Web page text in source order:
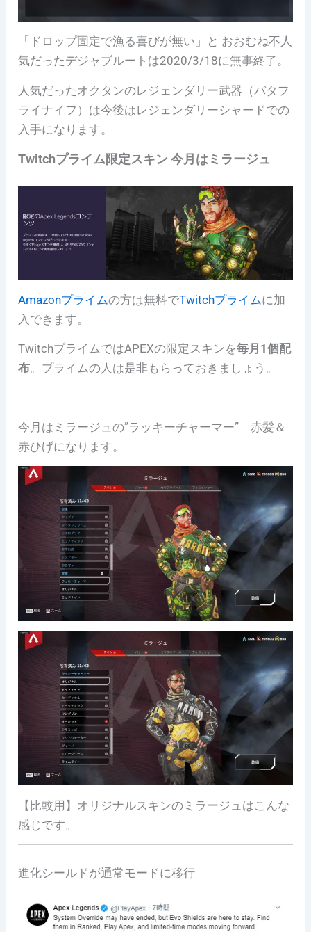
「ドロップ固定で漁る喜びが無い」と おおむね不人
気だったデジャブルートは2020/3/18に無事終了。
人気だったオクタンのレジェンダリー武器（バタフ
ライナイフ）は今後はレジェンダリーシャードでの
入手になります。
Twitchプライム限定スキン 今月はミラージュ
Amazonプライムの方は無料でTwitchプライムに加
入できます。
TwitchプライムではAPEXの限定スキンを毎月1個配
布。プライムの人は是非もらっておきましょう。
今月はミラージュの”ラッキーチャーマー” 赤髪＆
赤ひげになります。
【比較用】オリジナルスキンのミラージュはこんな
感じです。
進化シールドが通常モードに移行